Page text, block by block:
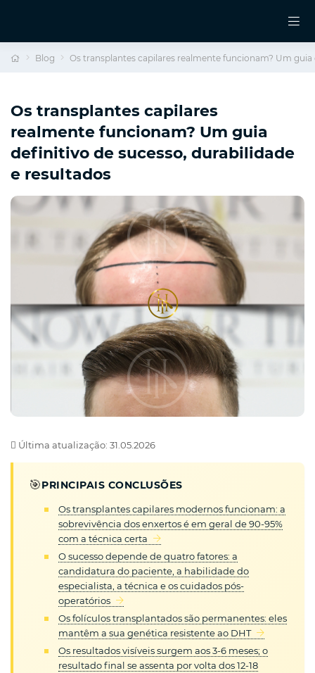
Blog Os transplantes capilares realmente funcionam? Um
Os transplantes capilares
realmente funcionam? Um guia
definitivo de sucesso, durabilidade
e resultados
Última atualização: 31.05.2026
🎯PRINCIPAIS CONCLUSÕES
Os transplantes capilares modernos funcionam: a
sobrevivência dos enxertos é em geral de 90-95%
com a técnica certa
O sucesso depende de quatro fatores: a
candidatura do paciente, a habilidade do
especialista, a técnica e os cuidados pós-
operatórios
Os folículos transplantados são permanentes: eles
mantêm a sua genética resistente ao DHT
Os resultados visíveis surgem aos 3-6 meses; o
resultado final se assenta por volta dos 12-18